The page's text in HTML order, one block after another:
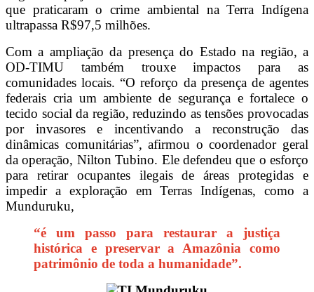
que praticaram o crime ambiental na Terra Indígena
ultrapassa R$97,5 milhões.
Com a ampliação da presença do Estado na região, a
OD-TIMU também trouxe impactos para as
comunidades locais. “O reforço da presença de agentes
federais cria um ambiente de segurança e fortalece o
tecido social da região, reduzindo as tensões provocadas
por invasores e incentivando a reconstrução das
dinâmicas comunitárias”, afirmou o coordenador geral
da operação, Nilton Tubino. Ele defendeu que o esforço
para retirar ocupantes ilegais de áreas protegidas e
impedir a exploração em Terras Indígenas, como a
Munduruku,
“é um passo para restaurar a justiça
histórica e preservar a Amazônia como
patrimônio de toda a humanidade”.